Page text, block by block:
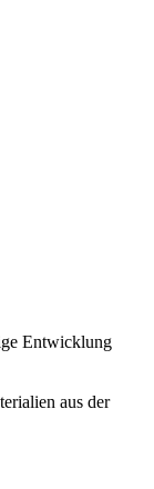
Entwicklung
aus der